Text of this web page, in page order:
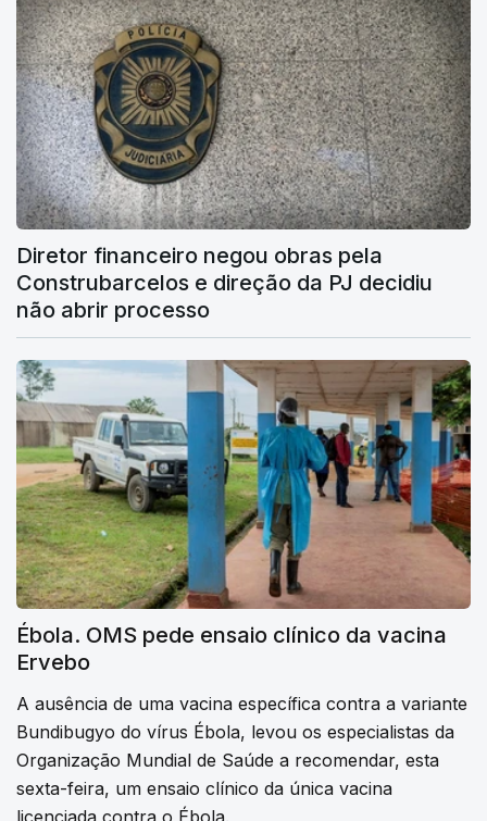
Diretor financeiro negou obras pela
Construbarcelos e direção da PJ decidiu
não abrir processo
Ébola. OMS pede ensaio clínico da vacina
Ervebo
A ausência de uma vacina específica contra a variante
Bundibugyo do vírus Ébola, levou os especialistas da
Organização Mundial de Saúde a recomendar, esta
sexta-feira, um ensaio clínico da única vacina
licenciada contra o Ébola.